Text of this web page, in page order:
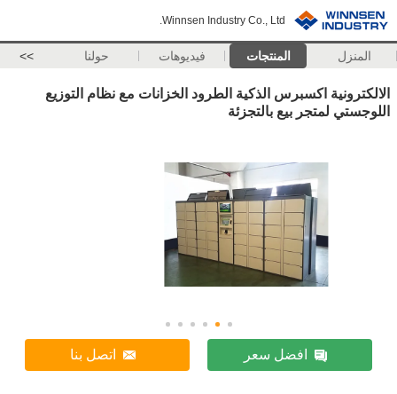
Winnsen Industry Co., Ltd.
المنزل المنتجات فيديوهات حولنا >>
الالكترونية اكسبرس الذكية الطرود الخزانات مع نظام التوزيع
اللوجستي لمتجر بيع بالتجزئة
افضل سعر اتصل بنا